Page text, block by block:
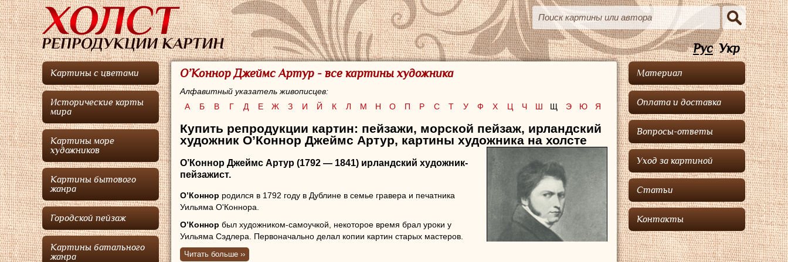
Рус Укр
Картины с цветами
Исторические карты
мира
Картины море
художников
Картины бытового
жанра
Городской пейзаж
Картины батального
жанра
О’Коннор Джеймс Артур - все картины художника
Алфавитный указатель живописцев:
А
Б В Г Д Е Ж З И Й К Л М Н О П Р С Т У Ф Х Ц Ч Ш Щ Э Ю Я
Купить репродукции картин: пейзажи, морской пейзаж, ирландский
художник О’Коннор Джеймс Артур, картины художника на холсте
О’Коннор Джеймс Артур (1792 — 1841) ирландский художник-
пейзажист.
О’Коннор родился в 1792 году в Дублине в семье гравера и печатника
Уильяма О'Коннора.
О’Коннор был художником-самоучкой, некоторое время брал уроки у
Уильяма Сэдлера. Первоначально делал копии картин старых мастеров.
Свою первую выставку
Ireland в 1809 году.
Читать больше ››
Материал
Оплата и доставка
Вопросы-ответы
Уход за картиной
Статьи
Контакты